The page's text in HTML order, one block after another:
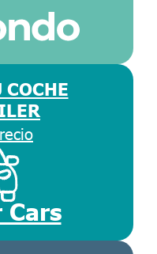
COCHE
Cars